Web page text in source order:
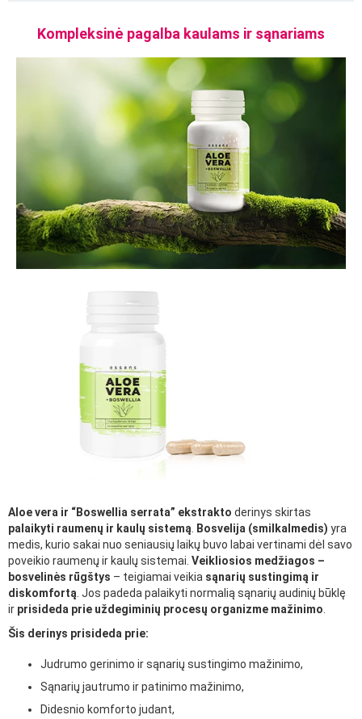
Kompleksinė pagalba kaulams ir sąnariams
Aloe vera ir “Boswellia serrata” ekstrakto derinys skirtas
palaikyti raumenų ir kaulų sistemą
Bosvelija (smilkalmedis) yra
medis, kurio sakai nuo seniausių laikų buvo labai vertinami dėl savo
poveikio raumenų ir kaulų sistemai. Veikliosios medžiagos –
bosvelinės rūgštys – teigiamai veikia sąnarių sustingimą ir
diskomfortą . Jos padeda palaikyti normalią sąnarių audinių būklę
ir prisideda prie uždegiminių procesų organizme mažinimo
Šis derinys prisideda prie:
Judrumo gerinimo ir sąnarių sustingimo mažinimo,
Sąnarių jautrumo ir patinimo mažinimo,
Didesnio komforto judant,